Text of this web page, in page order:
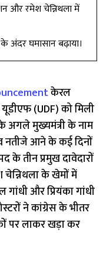
और रमेश चेन्निथला में
अंदर घमासान बढ़ाया।
केरल
(UDF) को मिली
अगले मुख्यमंत्री के नाम
नतीजे आने के कई दिनों
के तीन प्रमुख दावेदारों
के खेमों में
और प्रियंका गांधी
ने कांग्रेस के भीतर
पर लाकर खड़ा कर